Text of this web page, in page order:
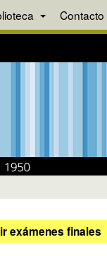
Contacto
exámenes finales